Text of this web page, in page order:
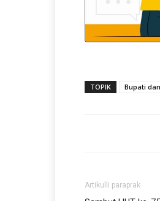
TOPIK Bupati
Artikulli paraprak